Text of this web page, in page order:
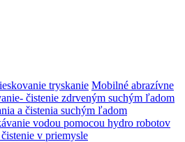
tryskanie Mobilné abrazívne
čistenie zdrveným suchým ľadom
a čistenia suchým ľadom
vodou pomocou hydro robotov
v priemysle